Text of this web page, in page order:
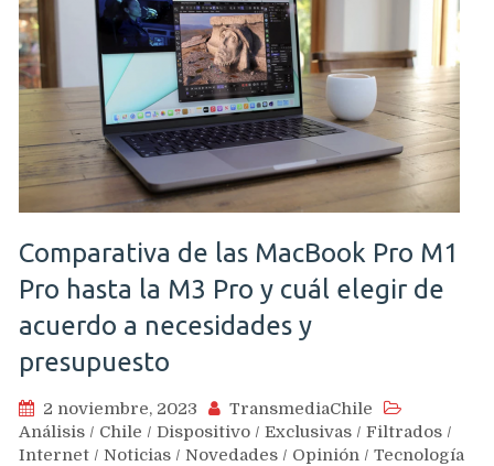
Comparativa de las MacBook Pro M1
Pro hasta la M3 Pro y cuál elegir de
acuerdo a necesidades y
presupuesto
2 noviembre, 2023
TransmediaChile
Análisis / Chile / Dispositivo / Exclusivas / Filtrados /
Internet / Noticias / Novedades / Opinión / Tecnología